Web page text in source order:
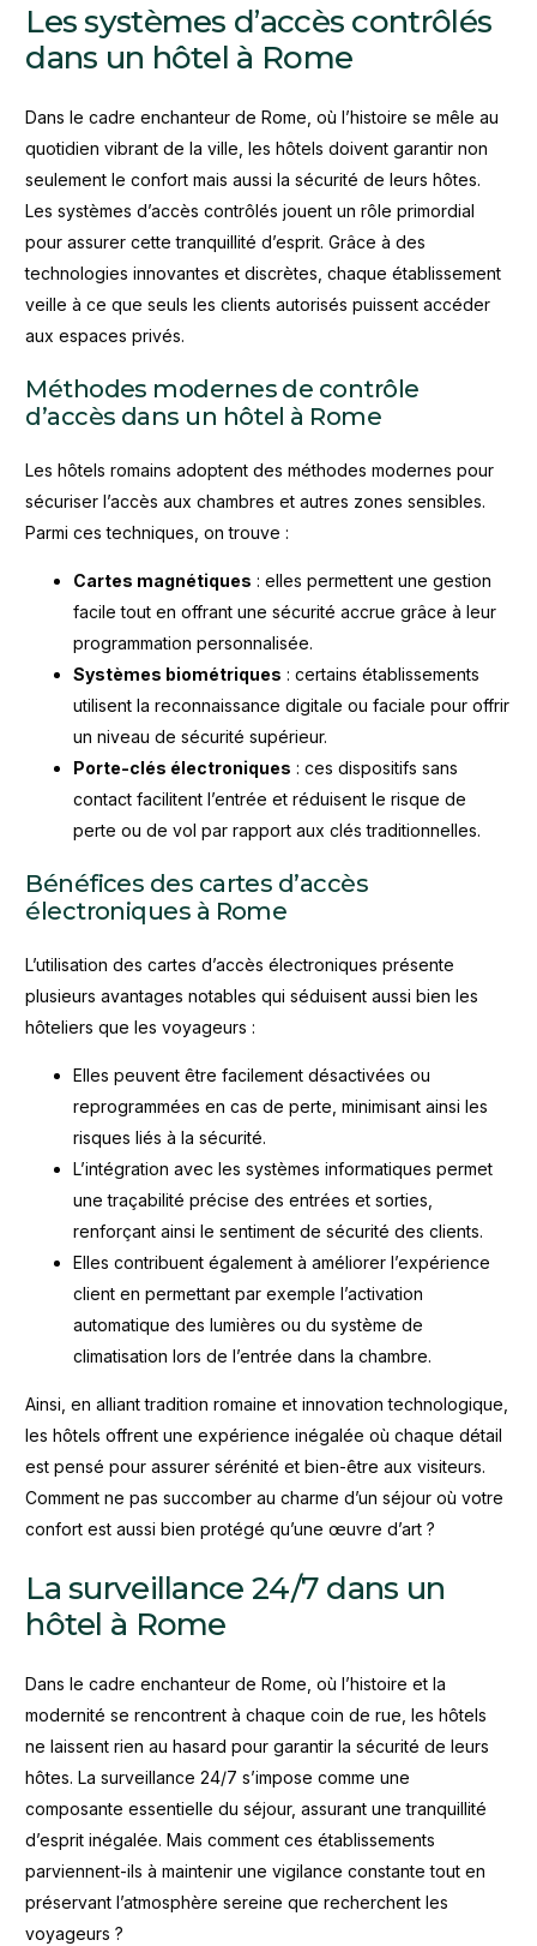
Les systèmes d’accès contrôlés
dans un hôtel à Rome
Dans le cadre enchanteur de Rome, où l’histoire se mêle au
quotidien vibrant de la ville, les hôtels doivent garantir non
seulement le confort mais aussi la sécurité de leurs hôtes.
Les systèmes d’accès contrôlés jouent un rôle primordial
pour assurer cette tranquillité d’esprit. Grâce à des
technologies innovantes et discrètes, chaque établissement
veille à ce que seuls les clients autorisés puissent accéder
aux espaces privés.
Méthodes modernes de contrôle
d’accès dans un hôtel à Rome
Les hôtels romains adoptent des méthodes modernes pour
sécuriser l’accès aux chambres et autres zones sensibles.
Parmi ces techniques, on trouve :
Cartes magnétiques : elles permettent une gestion
facile tout en offrant une sécurité accrue grâce à leur
programmation personnalisée.
Systèmes biométriques : certains établissements
utilisent la reconnaissance digitale ou faciale pour offrir
un niveau de sécurité supérieur.
Porte-clés électroniques : ces dispositifs sans
contact facilitent l’entrée et réduisent le risque de
perte ou de vol par rapport aux clés traditionnelles.
Bénéfices des cartes d’accès
électroniques à Rome
L’utilisation des cartes d’accès électroniques présente
plusieurs avantages notables qui séduisent aussi bien les
hôteliers que les voyageurs :
Elles peuvent être facilement désactivées ou
reprogrammées en cas de perte, minimisant ainsi les
risques liés à la sécurité.
L’intégration avec les systèmes informatiques permet
une traçabilité précise des entrées et sorties,
renforçant ainsi le sentiment de sécurité des clients.
Elles contribuent également à améliorer l’expérience
client en permettant par exemple l’activation
automatique des lumières ou du système de
climatisation lors de l’entrée dans la chambre.
Ainsi, en alliant tradition romaine et innovation technologique,
les hôtels offrent une expérience inégalée où chaque détail
est pensé pour assurer sérénité et bien-être aux visiteurs.
Comment ne pas succomber au charme d’un séjour où votre
confort est aussi bien protégé qu’une œuvre d’art ?
La surveillance 24/7 dans un
hôtel à Rome
Dans le cadre enchanteur de Rome, où l’histoire et la
modernité se rencontrent à chaque coin de rue, les hôtels
ne laissent rien au hasard pour garantir la sécurité de leurs
hôtes. La surveillance 24/7 s’impose comme une
composante essentielle du séjour, assurant une tranquillité
d’esprit inégalée. Mais comment ces établissements
parviennent-ils à maintenir une vigilance constante tout en
préservant l’atmosphère sereine que recherchent les
voyageurs ?